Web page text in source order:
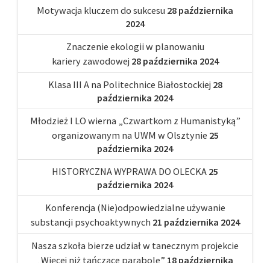
Motywacja kluczem do sukcesu 28 października
2024
Znaczenie ekologii w planowaniu
kariery zawodowej 28 października 2024
Klasa III A na Politechnice Białostockiej 28
października 2024
Młodzież I LO wierna „Czwartkom z Humanistyką”
organizowanym na UWM w Olsztynie 25
października 2024
HISTORYCZNA WYPRAWA DO OLECKA 25
października 2024
Konferencja (Nie)odpowiedzialne używanie
substancji psychoaktywnych 21 października 2024
Nasza szkoła bierze udział w tanecznym projekcie
„Więcej niż tańczące parabole” 18 października